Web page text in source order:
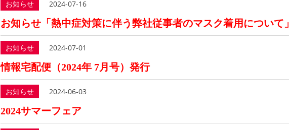
お知らせ 2024-07-16
お知らせ「熱中症対策に伴う弊社従事者のマスク着用について」
お知らせ 2024-07-01
情報宅配便（2024年 7月号）発行
お知らせ 2024-06-03
2024サマーフェア